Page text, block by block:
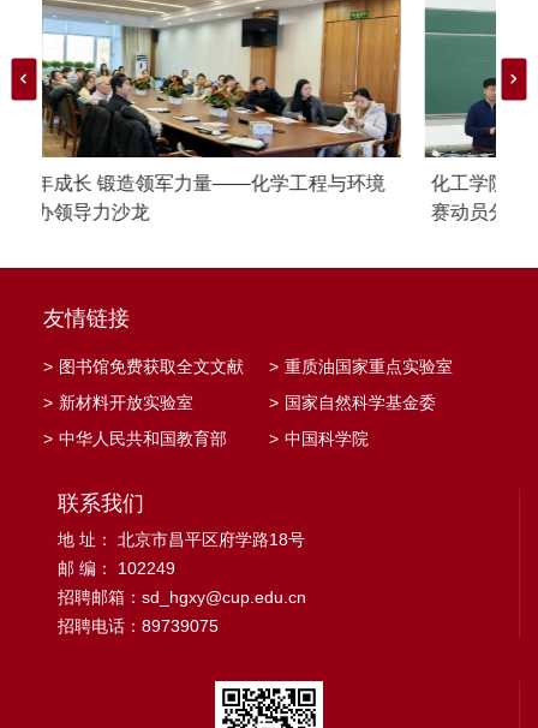
学工程与环境
化工学院成功举办2025年“挑战杯”及职业
友情链接
> 图书馆免费获取全文文献 > 重质油国家重点实验室
> 新材料开放实验室 > 国家自然科学基金委
> 中华人民共和国教育部 > 中国科学院
联系我们
地 址： 北京市昌平区府学路18号
邮 编： 102249
招聘邮箱：sd_hgxy@cup.edu.cn
招聘电话：89739075